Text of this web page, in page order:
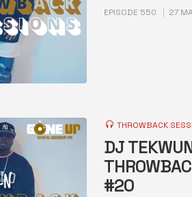
EPISODE 550 27
THROWBACK
DJ
#20